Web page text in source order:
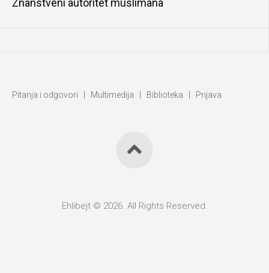
Znanstveni autoritet muslimana
Pitanja i odgovori Multimedija Biblioteka Prijava
Ehlibejt © 2026. All Rights Reserved.